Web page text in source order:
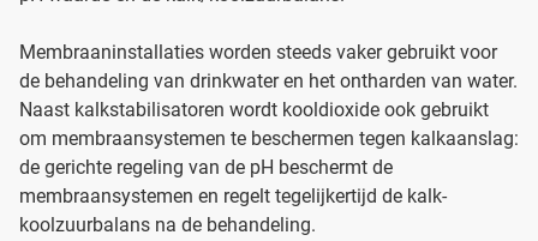
Membraaninstallaties worden steeds vaker gebruikt voor
de behandeling van drinkwater en het ontharden van water.
Naast kalkstabilisatoren wordt kooldioxide ook gebruikt
om membraansystemen te beschermen tegen kalkaanslag:
de gerichte regeling van de pH beschermt de
membraansystemen en regelt tegelijkertijd de kalk-
koolzuurbalans na de behandeling.